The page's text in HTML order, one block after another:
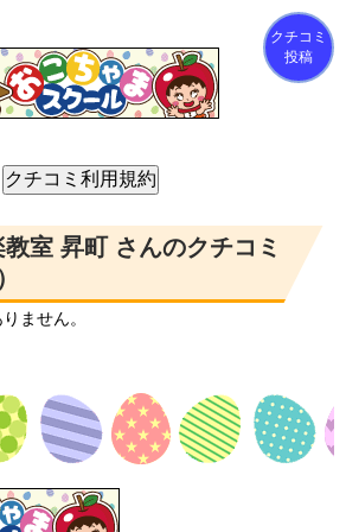
クチコミ
投稿
室 昇町 さんのクチコミ
ません。